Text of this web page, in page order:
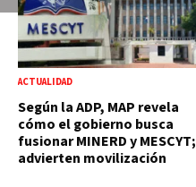
ACTUALIDAD
Según la ADP, MAP revela
cómo el gobierno busca
fusionar MINERD y MESCYT;
advierten movilización